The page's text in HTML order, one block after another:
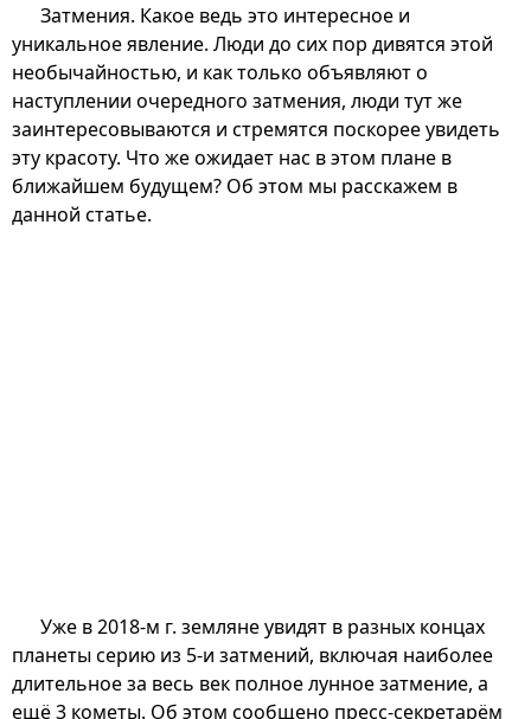
Затмения. Какое ведь это интересное и
уникальное явление. Люди до сих пор дивятся этой
необычайностью, и как только объявляют о
наступлении очередного затмения, люди тут же
заинтересовываются и стремятся поскорее увидеть
эту красоту. Что же ожидает нас в этом плане в
ближайшем будущем? Об этом мы расскажем в
данной статье.
Уже в 2018-м г. земляне увидят в разных концах
планеты серию из 5-и затмений, включая наиболее
длительное за весь век полное лунное затмение, а
ещё 3 кометы. Об этом сообщено пресс-секретарём